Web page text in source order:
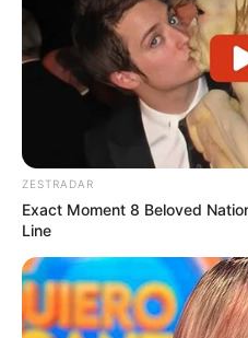
ZESTRADAR
Exact Moment 8 Beloved
Line